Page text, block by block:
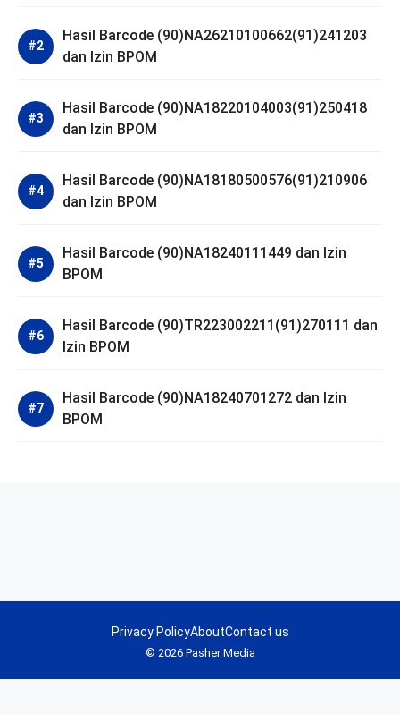
Hasil Barcode (90)NA26210100662(91)241203
dan Izin BPOM
Hasil Barcode (90)NA18220104003(91)250418
dan Izin BPOM
Hasil Barcode (90)NA18180500576(91)210906
dan Izin BPOM
Hasil Barcode (90)NA18240111449 dan Izin
BPOM
Hasil Barcode (90)TR223002211(91)270111 dan
Izin BPOM
Hasil Barcode (90)NA18240701272 dan Izin
BPOM
© 2026 Pasher Media
Privacy PolicyAboutContact us